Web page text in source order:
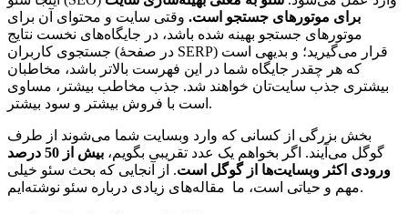
برای موتورهای جستجو است. وقتی سایت و محتوای آن برای
موتورهای جستجو بهینه شده باشد، در جایگاه‌های نخست نتایج
جستجوی کاربران (در صفحۀ SERP) قرار می‌گیرید؛ و بدیهی است
که هر چقدر جایگاه شما در این فهرست بالاتر باشد، مخاطبان
بیشتری جذب سایت‌تان خواهند شد. جذب مخاطب بیشتر، مساوی
است با فروش بیشتر و سود بیشتر.
بخش بزرگی از کسانی که وارد وبسایت شما می‌شوند از طرف
گوگل می‌آیند. اگر بخواهم یک عدد تقریبی بگویم،
بیش از 50 درصد
ورودی اکثر وبسایت‌ها از گوگل است. از آنجایی که بحث سئو خیلی
مهم و حیاتی است، ما مقاله‌های زیادی درباره سئو نوشته‌ایم.